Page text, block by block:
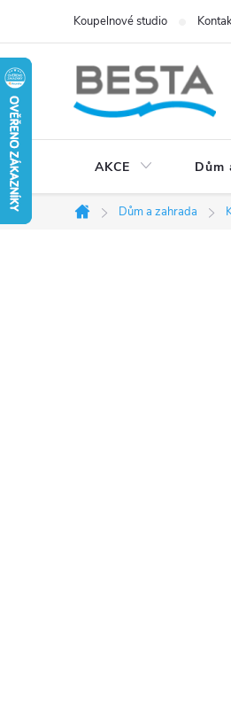
obsah
Koupelnové studio
AKCE Dům
Domů
Dům a zahrada